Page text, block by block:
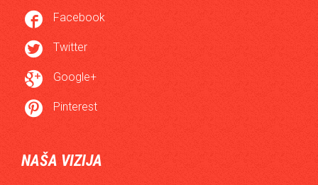
 Facebook
 Twitter
 Google+
 Pinterest
NAŠA VIZIJA